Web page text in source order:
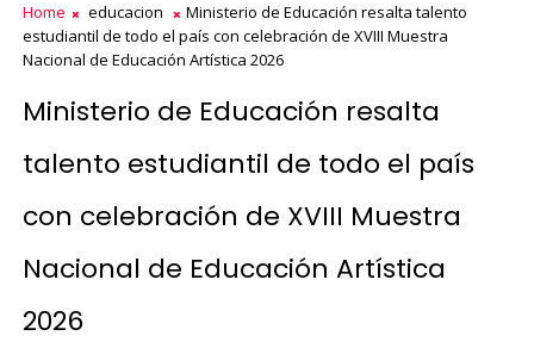
Home educacion
Ministerio de Educación resalta talento
estudiantil de todo el país con celebración de XVIII Muestra
Nacional de Educación Artística 2026
Ministerio de Educación resalta
talento estudiantil de todo el país
con celebración de XVIII Muestra
Nacional de Educación Artística
2026